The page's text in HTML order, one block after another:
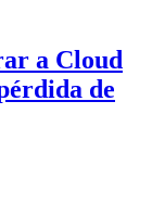
a Cloud
de